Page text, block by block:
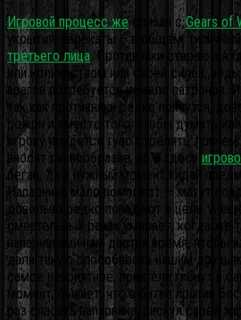
Игровой процесс жеслизан сGears of
укрытия, перекаты – в общем,
третьего лица. Противники стараются
или количеством или своей силой,
врагов потребуется немало патронов.
так как противники редко прячутся,
рожон и вместо того, чтобы думать
игроку придется тупо стрелять,
вносят разнообразие, но и здесь
бегай, да в нужный момент кидай
Напарники мало помогают — могут
довольно редко попадают в цель. А
смертельных ранах умирает, когда же
напарниками нам дается время, чтобы
дали такую способность нашим
самое неприятное, приятели гибнут в
момент, бывает, что в битве против
раз спасать напарника, рискуя своей